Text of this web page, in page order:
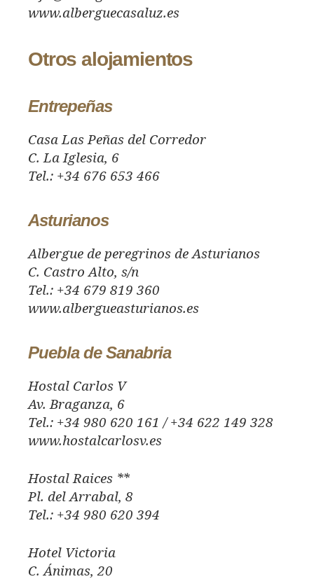
www.alberguecasaluz.es
Otros alojamientos
Entrepeñas
Casa Las Peñas del Corredor
C. La Iglesia, 6
Tel.: +34 676 653 466
Asturianos
Albergue de peregrinos de Asturianos
C. Castro Alto, s/n
Tel.: +34 679 819 360
www.albergueasturianos.es
Puebla de Sanabria
Hostal Carlos V
Av. Braganza, 6
Tel.: +34 980 620 161 / +34 622 149 328
www.hostalcarlosv.es
Hostal Raices **
Pl. del Arrabal, 8
Tel.: +34 980 620 394
Hotel Victoria
C. Ánimas, 20